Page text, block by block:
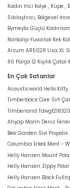
Kadın Inci Kolye , Küpe
Sıkılaştırıcı, Bölgesel
Bymeyla Güçlü
Narkalıp Yuvarlak Kek
Arzum AR5028 Lisa XL
60 Parça 12 Kişilik Çatal
En Çok Satanlar
Acousticworld Hello Kitty
Timberback Core Sırt
Timberland
Ahşap Marin Deniz
Bee Garden Sivi Propolis
Columbia Erkek Mont -
Helly Hansen Mount
Helly Hansen Zippy
Helly Hansen Block